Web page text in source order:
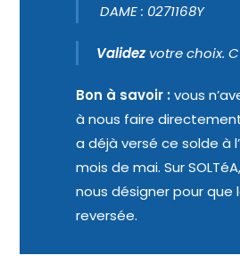
DAME : 0271168Y
Validezvotre choix.
Bon à savoir :vous
à nous faire
a déjà versé ce solde à
mois de mai. Sur
nous désigner pour que
reversée.